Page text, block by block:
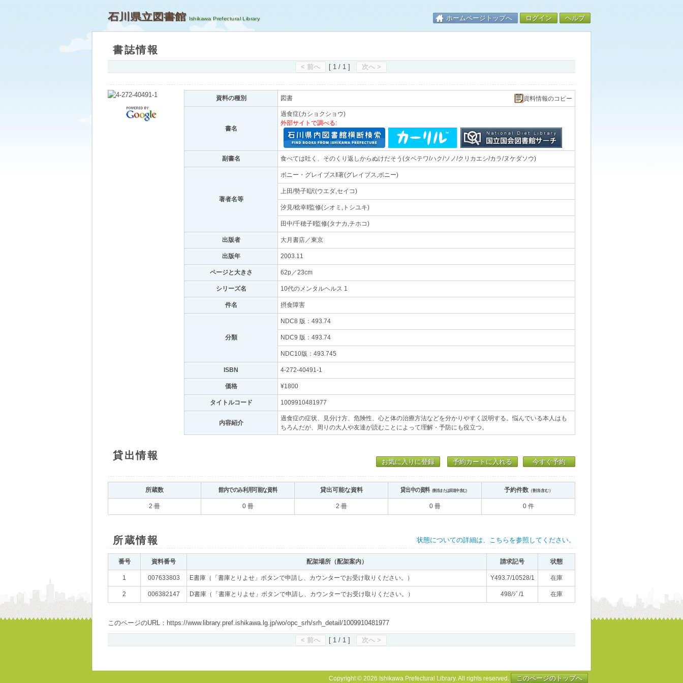
石川県立図書館 ホームページトップへ ログイン ヘルプ
書誌情報
< 前へ [ 1 / 1 ] 次へ >
資料の種別 図書 資料情報のコピー
書名
過食症(カショクショウ)
外部サイトで調べる:
副書名 食べては吐く、そのくり返しからぬけだそう(タベテワ/ハク/ソノ/クリカエシ/カラ/ヌケダソウ)
著者名等
ボニー・グレイブス‖著(グレイブス,ボニー)
上田/勢子‖訳(ウエダ,セイコ)
汐見/稔幸‖監修(シオミ,トシユキ)
田中/千穂子‖監修(タナカ,チホコ)
出版者 大月書店／東京
出版年 2003.11
ページと大きさ 62p／23cm
シリーズ名 10代のメンタルヘルス 1
件名 摂食障害
分類
NDC8 版：493.74
NDC9 版：493.74
NDC10版：493.745
ISBN 4-272-40491-1
価格 ¥1800
タイトルコード 1009910481977
内容紹介
過食症の症状、見分け方、危険性、心と体の治療方法などを分かりやすく説明する。悩んでいる本人はも
ちろんだが、周りの大人や友達が読むことによって理解・予防にも役立つ。
貸出情報
お気に入りに登録 予約カートに入れる 今すぐ予約
所蔵数 館内でのみ利用可能な資料 貸出可能な資料 貸出中の資料（割当または回送中含む） 予約件数（割当含む）
2 冊 0 冊 2 冊 0 冊 0 件
所蔵情報 状態についての詳細は、こちらを参照してください。
番号 資料番号 配架場所（配架案内） 請求記号 状態
1 007633803 E書庫（「書庫とりよせ」ボタンで申請し、カウンターでお受け取りください。） Y493.7/10528/1 在庫
2 006382147 D書庫（「書庫とりよせ」ボタンで申請し、カウンターでお受け取りください。） 498/ｼﾞ/1 在庫
このページのURL：https://www.library.pref.ishikawa.lg.jp/wo/opc_srh/srh_detail/1009910481977
< 前へ [ 1 / 1 ] 次へ >
Copyright © 2026 Ishikawa Prefectural Library. All rights reserved. このページのトップへ